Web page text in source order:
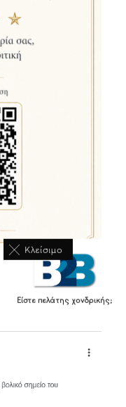
Κλείσιμο
Είστε πελάτης χονδρικής;